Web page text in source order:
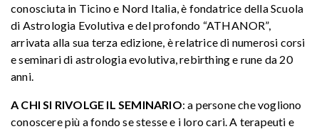
conosciuta in Ticino e Nord Italia, è fondatrice della Scuola
di Astrologia Evolutiva e del profondo “ATHANOR”,
arrivata alla sua terza edizione, è relatrice di numerosi corsi
e seminari di astrologia evolutiva, rebirthing e rune da 20
anni.
A CHI SI RIVOLGE IL SEMINARIO: a persone che vogliono
conoscere più a fondo se stesse e i loro cari. A terapeuti e